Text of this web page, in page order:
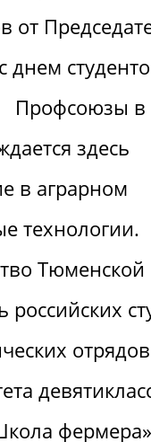
от
днем
Профсоюзы в
здесь
в аграрном
технологии.
Тюменской
фермера»